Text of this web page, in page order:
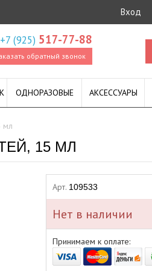
Вход
+7 (925) 517-77-88
обратный звонок
ОДНОРАЗОВЫЕ АКСЕССУАРЫ
мл
15 МЛ
Арт. 109533
Нет в наличии
Принимаем к оплате: